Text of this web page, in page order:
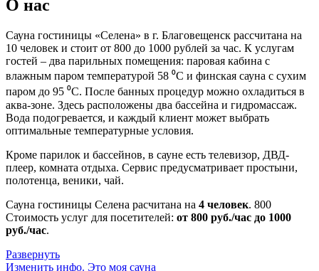
О нас
Сауна гостиницы «Селена» в г. Благовещенск рассчитана на
10 человек и стоит от 800 до 1000 рублей за час. К услугам
гостей – два парильных помещения: паровая кабина с
влажным паром температурой 58 ⁰C и финская сауна с сухим
паром до 95 ⁰C. После банных процедур можно охладиться в
аква-зоне. Здесь расположены два бассейна и гидромассаж.
Вода подогревается, и каждый клиент может выбрать
оптимальные температурные условия.
Кроме парилок и бассейнов, в сауне есть телевизор, ДВД-
плеер, комната отдыха. Сервис предусматривает простыни,
полотенца, веники, чай.
Сауна гостиницы Селена расчитана на 4 человек. 800
Стоимость услуг для посетителей: от 800 руб./час до 1000
руб./час.
Развернуть
Изменить инфо. Это моя сауна